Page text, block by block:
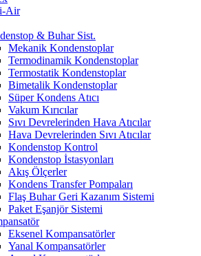
Air
& Buhar Sist.
Mekanik Kondenstoplar
Termodinamik Kondenstoplar
Termostatik Kondenstoplar
Bimetalik Kondenstoplar
Süper Kondens Atıcı
Vakum Kırıcılar
Sıvı Devrelerinden Hava Atıcılar
Hava Devrelerinden Sıvı Atıcılar
Kondenstop Kontrol
Kondenstop İstasyonları
Akış Ölçerler
Kondens Transfer Pompaları
Flaş Buhar Geri Kazanım Sistemi
Paket Eşanjör Sistemi
Eksenel Kompansatörler
Yanal Kompansatörler